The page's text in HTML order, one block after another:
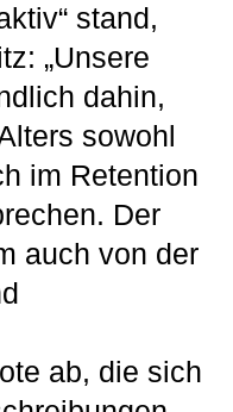
stand,
„Unsere
dahin,
sowohl
im Retention
Der
auch von der
ab, die sich